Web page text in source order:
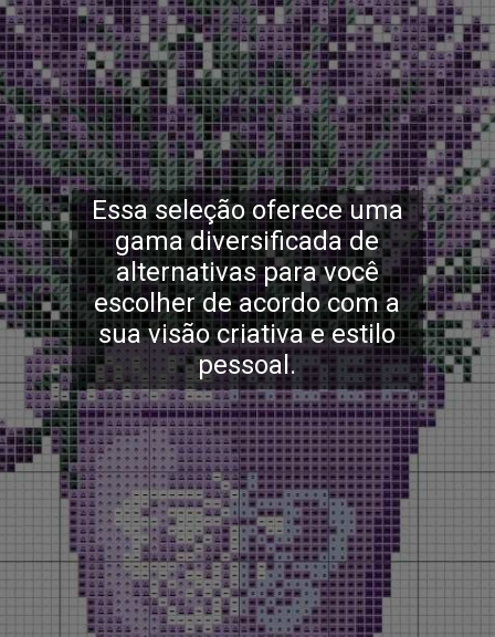
Essa seleção oferece uma
gama diversificada de
alternativas para você
escolher de acordo com a
sua visão criativa e estilo
pessoal.